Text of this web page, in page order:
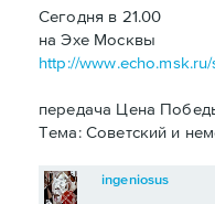
Сегодня в 21.00
на Эхе Москвы
http://
передача Цена
Тема: Советский и
ingeniosus